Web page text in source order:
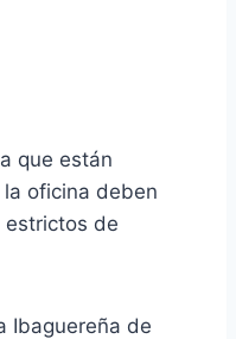
que están
oficina deben
estrictos de
Ibaguereña de